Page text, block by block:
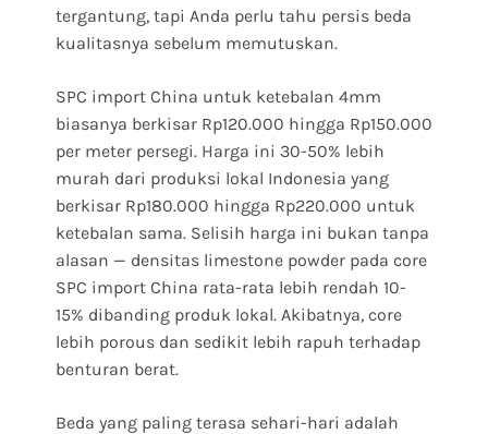
tergantung, tapi Anda perlu tahu persis beda
kualitasnya sebelum memutuskan.
SPC import China untuk ketebalan 4mm
biasanya berkisar Rp120.000 hingga Rp150.000
per meter persegi. Harga ini 30-50% lebih
murah dari produksi lokal Indonesia yang
berkisar Rp180.000 hingga Rp220.000 untuk
ketebalan sama. Selisih harga ini bukan tanpa
alasan — densitas limestone powder pada core
SPC import China rata-rata lebih rendah 10-
15% dibanding produk lokal. Akibatnya, core
lebih porous dan sedikit lebih rapuh terhadap
benturan berat.
Beda yang paling terasa sehari-hari adalah